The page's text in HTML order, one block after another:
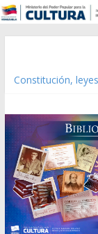
Constitución,
Modesta Bor
Gaceta Oficial de
Caracas 09 de
Catálogo